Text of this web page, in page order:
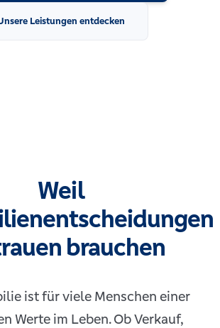
Leistungen entdecken
Weil
brauchen
ist für viele Menschen einer
Werte im Leben. Ob Verkauf,